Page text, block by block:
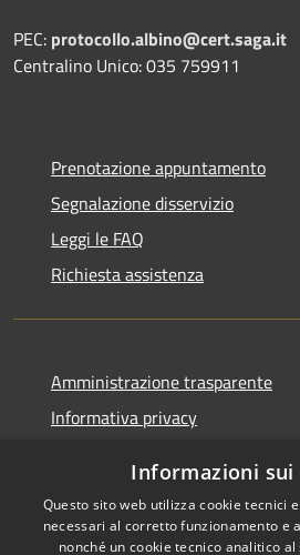
PEC: protocollo.albino@cert.saga.it
Centralino Unico: 035 759911
Prenotazione appuntamento
Segnalazione disservizio
Leggi le FAQ
Richiesta assistenza
Amministrazione trasparente
Informativa privacy
Dichiarazione di accessibilità
Informazioni sui
Questo sito web utilizza cookie tecnici
necessari al corretto funzionamento e
nonché un cookie tecnico analitico